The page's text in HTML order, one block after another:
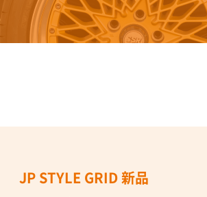
JP STYLE GRID 新品